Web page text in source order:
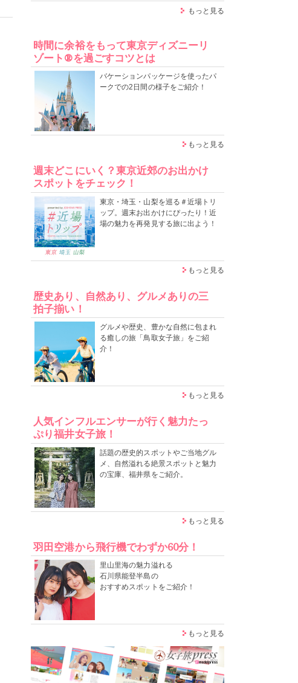
もっと見る
時間に余裕をもって東京ディズニーリ
ゾート®を過ごすコツとは
バケーションパッケージを使ったパ
ークでの2日間の様子をご紹介！
もっと見る
週末どこにいく？東京近郊のお出かけ
スポットをチェック！
東京・埼玉・山梨を巡る＃近場トリ
ップ。週末お出かけにぴったり！近
場の魅力を再発見する旅に出よう！
もっと見る
歴史あり、自然あり、グルメありの三
拍子揃い！
グルメや歴史、豊かな自然に包まれ
る癒しの旅「鳥取女子旅」をご紹
介！
もっと見る
人気インフルエンサーが行く魅力たっ
ぷり福井女子旅！
話題の歴史的スポットやご当地グル
メ、自然溢れる絶景スポットと魅力
の宝庫、福井県をご紹介。
もっと見る
羽田空港から飛行機でわずか60分！
里山里海の魅力溢れる
石川県能登半島の
おすすめスポットをご紹介！
もっと見る